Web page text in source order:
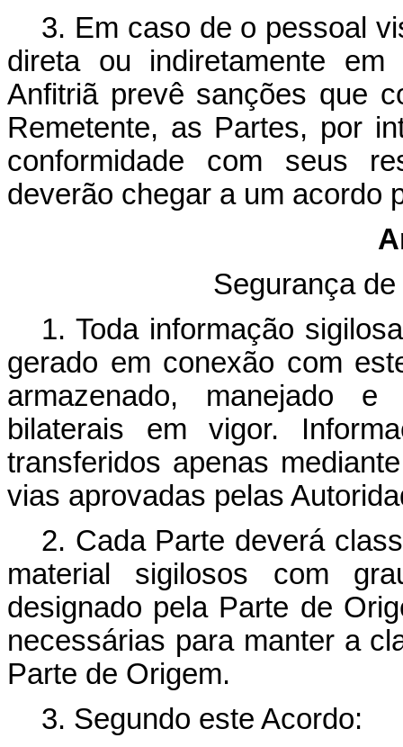
3. Em caso de o pessoal
direta ou indiretamente
Anfitriã prevê sanções que
Remetente, as Partes, por
conformidade com seus
deverão chegar a um acordo
Segurança
1. Toda informação
gerado em conexão com
armazenado, manejado e
bilaterais em vigor.
transferidos apenas
vias aprovadas pelas
2. Cada Parte deverá
material sigilosos com
designado pela Parte de
necessárias para manter a
Parte de Origem.
3. Segundo este Acordo: